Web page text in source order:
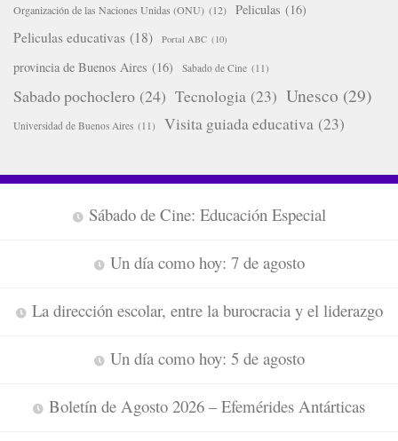
Organización de las Naciones Unidas (ONU) (12) Peliculas (16)
Peliculas educativas (18) Portal ABC (10)
provincia de Buenos Aires (16) Sabado de Cine (11)
Sabado pochoclero (24) Tecnologia (23) Unesco (29)
Universidad de Buenos Aires (11) Visita guiada educativa (23)
Sábado de Cine: Educación Especial
Un día como hoy: 7 de agosto
La dirección escolar, entre la burocracia y el liderazgo
Un día como hoy: 5 de agosto
Boletín de Agosto 2026 – Efemérides Antárticas